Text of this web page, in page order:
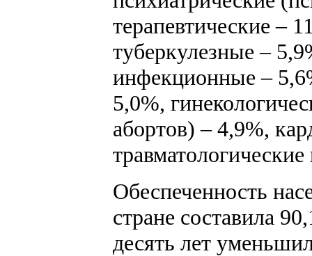
терапевтические –
туберкулезные –
инфекционные –
5,0%,
абортов) – 4,9%,
Обеспеченность
стране составила
десять лет